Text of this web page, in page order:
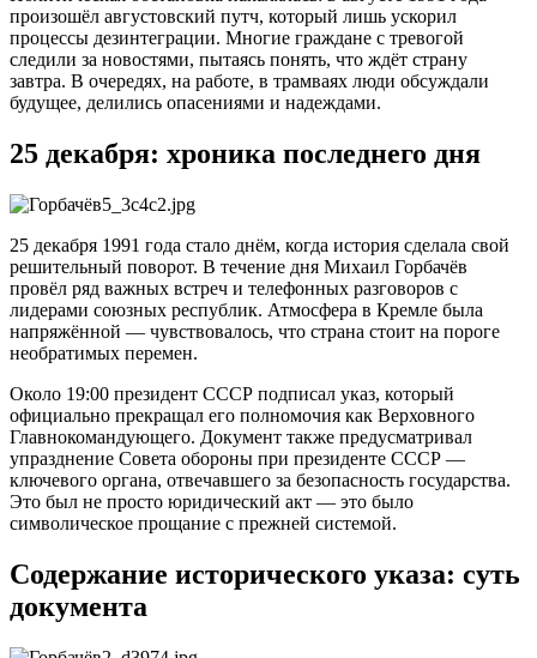
произошёл августовский путч, который лишь ускорил
процессы дезинтеграции. Многие граждане с тревогой
следили за новостями, пытаясь понять, что ждёт страну
завтра. В очередях, на работе, в трамваях люди обсуждали
будущее, делились опасениями и надеждами.
25 декабря: хроника последнего дня
25 декабря 1991 года стало днём, когда история сделала свой
решительный поворот. В течение дня Михаил Горбачёв
провёл ряд важных встреч и телефонных разговоров с
лидерами союзных республик. Атмосфера в Кремле была
напряжённой — чувствовалось, что страна стоит на пороге
необратимых перемен.
Около 19:00 президент СССР подписал указ, который
официально прекращал его полномочия как Верховного
Главнокомандующего. Документ также предусматривал
упразднение Совета обороны при президенте СССР —
ключевого органа, отвечавшего за безопасность государства.
Это был не просто юридический акт — это было
символическое прощание с прежней системой.
Содержание исторического указа: суть
документа